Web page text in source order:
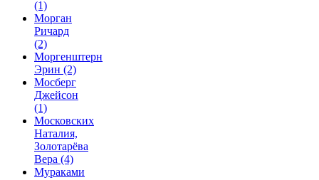
(1)
Морган
Ричард
(2)
Моргенштерн
Эрин (2)
Мосберг
Джейсон
(1)
Московских
Наталия,
Золотарёва
Вера (4)
Мураками